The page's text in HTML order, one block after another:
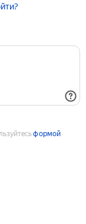
формой